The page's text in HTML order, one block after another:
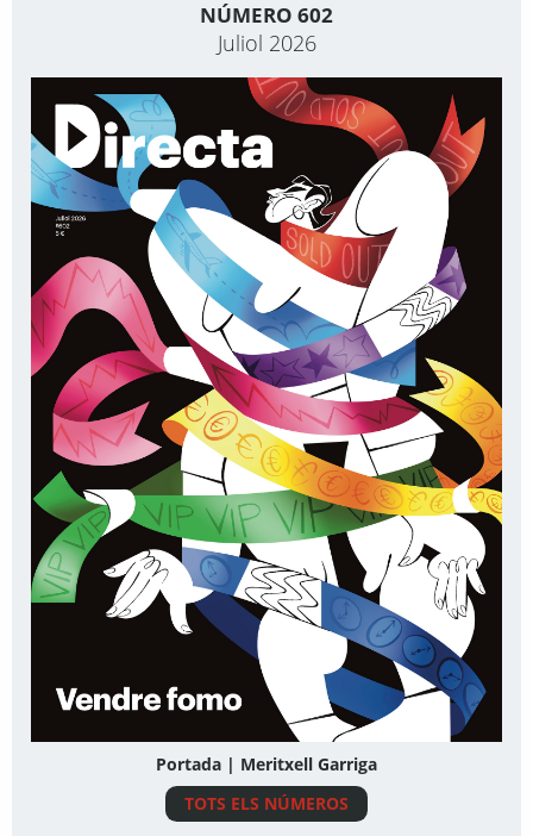
NÚMERO 602
Juliol 2026
Portada | Meritxell Garriga
TOTS ELS NÚMEROS